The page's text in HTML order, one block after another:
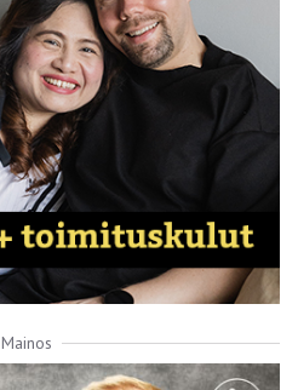
Mainos